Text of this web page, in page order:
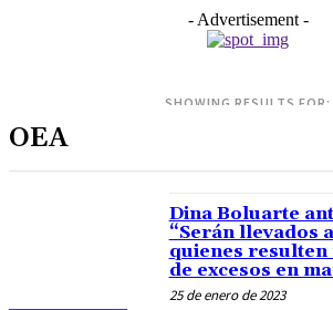
- Advertisement -
SHOWING RESULTS FOR:
Dina Boluarte
“Serán llevados
quienes resulten
de excesos en
25 de enero de 2023